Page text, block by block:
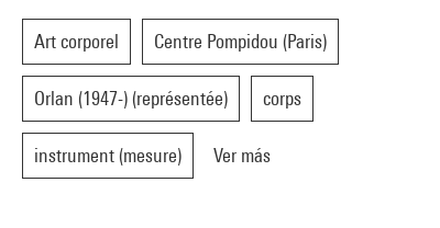
Art corporel Centre Pompidou (Paris)
Orlan (1947-) (représentée) corps
instrument (mesure) Ver más